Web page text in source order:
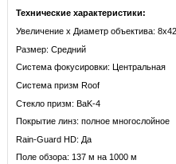
Технические характеристики:
Увеличение х Диаметр объектива: 8х42
Размер: Средний
Система фокусировки: Центральная
Система призм Roof
Стекло призм: BaK-4
Покрытие линз: полное многослойное
Rain-Guard HD: Да
Поле обзора: 137 м на 1000 м